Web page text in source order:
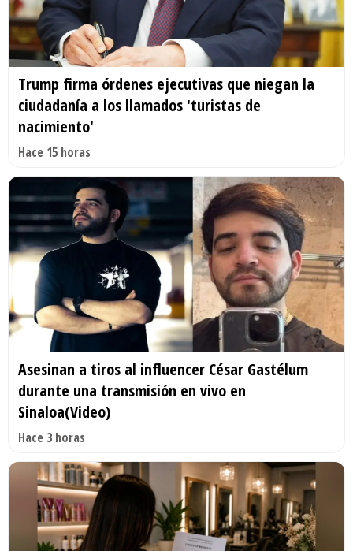
Trump firma órdenes ejecutivas que niegan la
ciudadanía a los llamados 'turistas de
nacimiento'
Hace 15 horas
Asesinan a tiros al influencer César Gastélum
durante una transmisión en vivo en
Sinaloa(Video)
Hace 3 horas